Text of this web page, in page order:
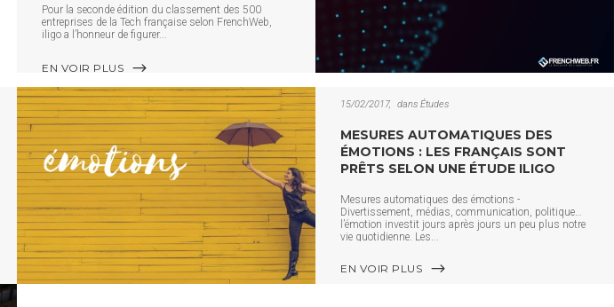
Pour la seconde édition du classement des 500
entreprises de la Tech française selon FrenchWeb,
iligo a l’honneur de figurer
EN VOIR PLUS
15/02/2017 dans Études
MESURES AUTOMATIQUES DES
ÉMOTIONS : LES FRANÇAIS SONT
PRÊTS SELON UNE ÉTUDE ILIGO
Mesures automatiques des émotions -
Divertissement, médias, communication, politique…
l’émotion investit jours après jours un peu plus notre
vie quotidienne. Les
EN VOIR PLUS